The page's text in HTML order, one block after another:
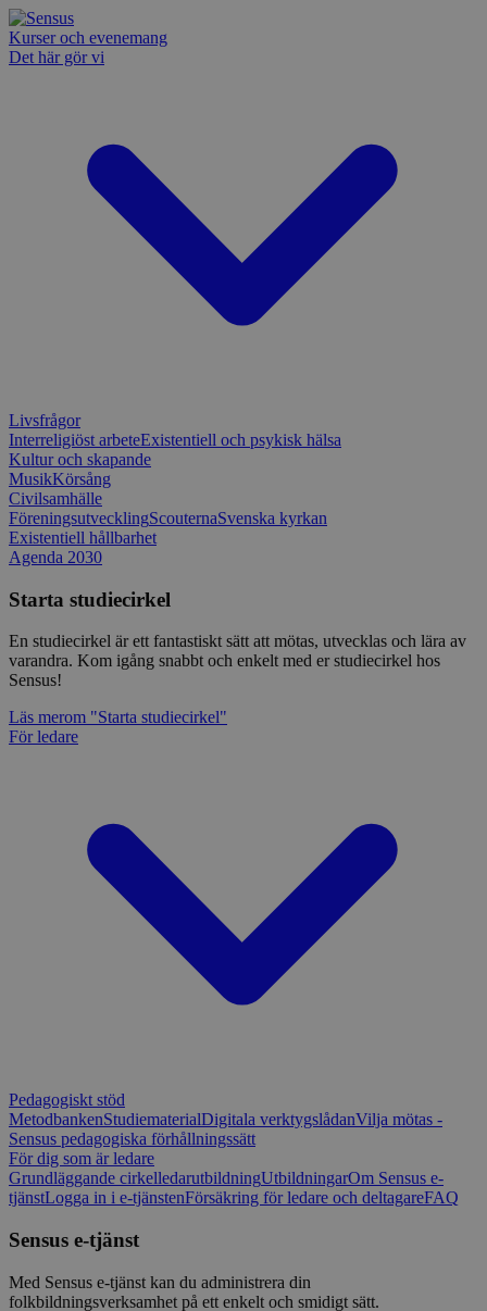
Kurser och evenemang
Det här gör vi
Livsfrågor
Interreligiöst arbeteExistentiell och psykisk hälsa
Kultur och skapande
MusikKörsång
Civilsamhälle
FöreningsutvecklingScouternaSvenska kyrkan
Existentiell hållbarhet
Agenda 2030
Starta studiecirkel
En studiecirkel är ett fantastiskt sätt att mötas, utvecklas och lära av
varandra. Kom igång snabbt och enkelt med er studiecirkel hos
Sensus!
Läs merom "Starta studiecirkel"
För ledare
Pedagogiskt stöd
MetodbankenStudiematerialDigitala verktygslådanVilja mötas -
Sensus pedagogiska förhållningssätt
För dig som är ledare
Grundläggande cirkelledarutbildningUtbildningarOm Sensus e-
tjänstLogga in i e-tjänstenFörsäkring för ledare och deltagareFAQ
Sensus e-tjänst
Med Sensus e-tjänst kan du administrera din
folkbildningsverksamhet på ett enkelt och smidigt sätt.